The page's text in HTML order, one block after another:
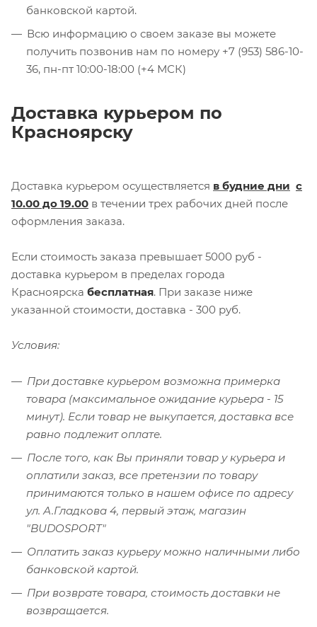
банковской картой.
Всю информацию о своем заказе вы можете
получить позвонив нам по номеру +7 (953) 586-10-
36, пн-пт 10:00-18:00 (+4 МСК)
Доставка курьером по
Красноярску
Доставка курьером осуществляется в будние дни с
10.00 до 19.00 в течении трех рабочих дней после
оформления заказа.
Если стоимость заказа превышает 5000 руб -
доставка курьером в пределах города
Красноярска бесплатная. При заказе ниже
указанной стоимости, доставка - 300 руб.
Условия:
При доставке курьером возможна примерка
товара (максимальное ожидание курьера - 15
минут). Если товар не выкупается, доставка все
равно подлежит оплате.
После того, как Вы приняли товар у курьера и
оплатили заказ, все претензии по товару
принимаются только в нашем офисе по адресу
ул. А.Гладкова 4, первый этаж, магазин
"BUDOSPORT"
Оплатить заказ курьеру можно наличными либо
банковской картой.
При возврате товара, стоимость доставки не
возвращается.